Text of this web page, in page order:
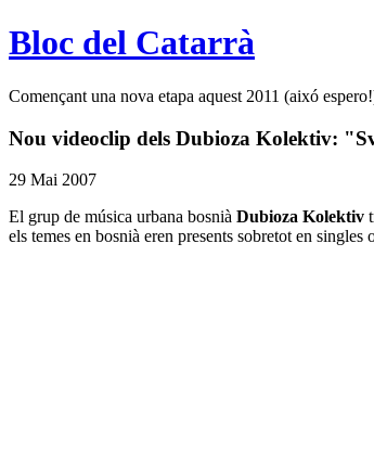
Bloc del Catarrà
Començant una nova etapa aquest 2011 (aixó
Nou videoclip dels Dubioza Kolektiv:
29 Mai 2007
El grup de música urbana bosnià Dubioza Kolektiv
els temes en bosnià eren presents sobretot en